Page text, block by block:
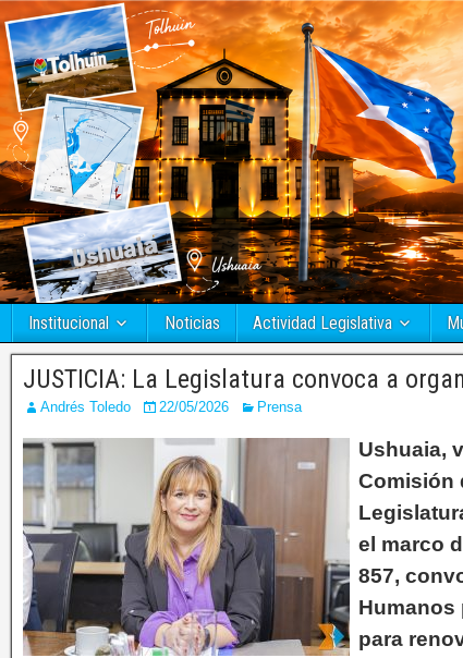
Institucional Noticias Actividad Legislativa
JUSTICIA: La Legislatura convoca a
Andrés Toledo 22/05/2026 Prensa
Ushuaia,
Comisión
el marco
857,
Humanos
para